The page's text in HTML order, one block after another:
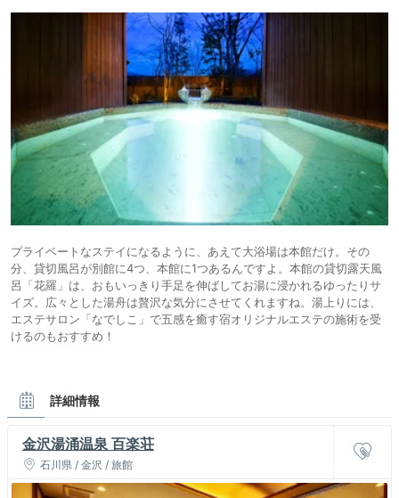
プライベートなステイになるように、あえて大浴場は本館だけ。その
分、貸切風呂が別館に4つ、本館に1つあるんですよ。本館の貸切露天風
呂「花羅」は、おもいっきり手足を伸ばしてお湯に浸かれるゆったりサ
イズ。広々とした湯舟は贅沢な気分にさせてくれますね。湯上りには、
エステサロン「なでしこ」で五感を癒す宿オリジナルエステの施術を受
けるのもおすすめ！
詳細情報
金沢湯涌温泉 百楽荘
石川県 / 金沢 / 旅館